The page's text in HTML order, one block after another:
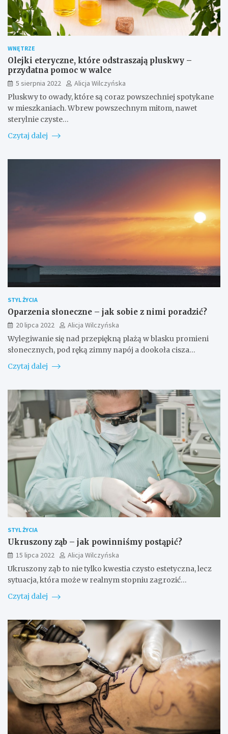
WNĘTRZE
Olejki eteryczne, które odstraszają pluskwy –
przydatna pomoc w walce
5 sierpnia 2022
Alicja Wilczyńska
Pluskwy to owady, które są coraz powszechniej spotykane
w mieszkaniach. Wbrew powszechnym mitom, nawet
sterylnie czyste…
Czytaj dalej
STYL ŻYCIA
Oparzenia słoneczne – jak sobie z nimi poradzić?
20 lipca 2022
Alicja Wilczyńska
Wylegiwanie się nad przepiękną plażą w blasku promieni
słonecznych, pod ręką zimny napój a dookoła cisza…
Czytaj dalej
STYL ŻYCIA
Ukruszony ząb – jak powinniśmy postąpić?
15 lipca 2022
Alicja Wilczyńska
Ukruszony ząb to nie tylko kwestia czysto estetyczna, lecz
sytuacja, która może w realnym stopniu zagrozić…
Czytaj dalej